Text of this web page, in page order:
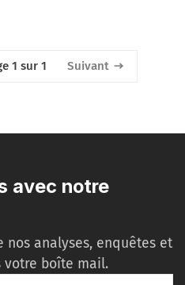
1 sur 1 Suivant
avec notre
nos analyses, enquêtes et
votre boîte mail.